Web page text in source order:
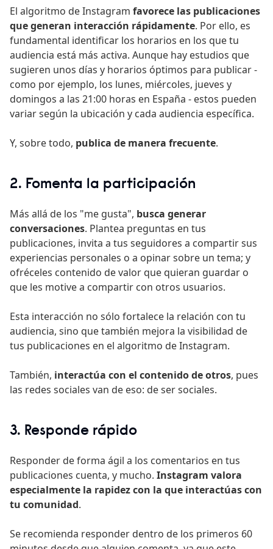
El algoritmo de Instagram favorece las publicaciones
que generan interacción rápidamente. Por ello, es
fundamental identificar los horarios en los que tu
audiencia está más activa. Aunque hay estudios que
sugieren unos días y horarios óptimos para publicar -
como por ejemplo, los lunes, miércoles, jueves y
domingos a las 21:00 horas en España - estos pueden
variar según la ubicación y cada audiencia específica.
Y, sobre todo, publica de manera frecuente.
2. Fomenta la participación
Más allá de los "me gusta", busca generar
conversaciones. Plantea preguntas en tus
publicaciones, invita a tus seguidores a compartir sus
experiencias personales o a opinar sobre un tema; y
ofréceles contenido de valor que quieran guardar o
que les motive a compartir con otros usuarios.
Esta interacción no sólo fortalece la relación con tu
audiencia, sino que también mejora la visibilidad de
tus publicaciones en el algoritmo de Instagram.
También, interactúa con el contenido de otros, pues
las redes sociales van de eso: de ser sociales.
3. Responde rápido
Responder de forma ágil a los comentarios en tus
publicaciones cuenta, y mucho. Instagram valora
especialmente la rapidez con la que interactúas con
tu comunidad.
Se recomienda responder dentro de los primeros 60